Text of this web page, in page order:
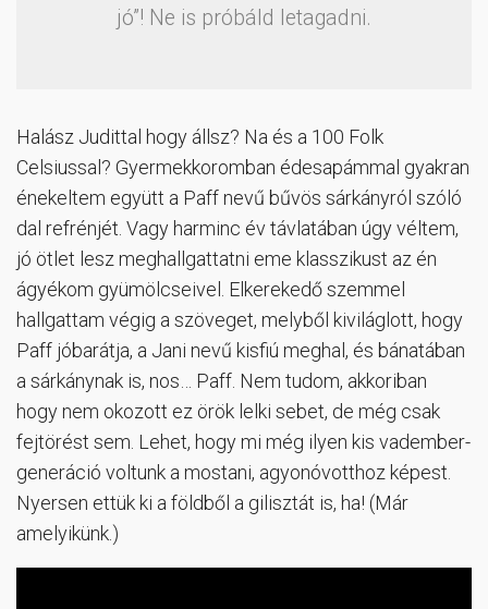
jó”! Ne is próbáld letagadni.
Halász Judittal hogy állsz? Na és a 100 Folk
Celsiussal? Gyermekkoromban édesapámmal gyakran
énekeltem együtt a Paff nevű bűvös sárkányról szóló
dal refrénjét. Vagy harminc év távlatában úgy véltem,
jó ötlet lesz meghallgattatni eme klasszikust az én
ágyékom gyümölcseivel. Elkerekedő szemmel
hallgattam végig a szöveget, melyből kiviláglott, hogy
Paff jóbarátja, a Jani nevű kisfiú meghal, és bánatában
a sárkánynak is, nos… Paff. Nem tudom, akkoriban
hogy nem okozott ez örök lelki sebet, de még csak
fejtörést sem. Lehet, hogy mi még ilyen kis vadember-
generáció voltunk a mostani, agyonóvotthoz képest.
Nyersen ettük ki a földből a gilisztát is, ha! (Már
amelyikünk.)